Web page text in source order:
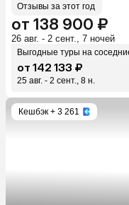
Отзывы за этот год
от 138 900 ₽
26 авг. - 2 сент., 7 ночей
Выгодные туры на
от 142 133 ₽
25 авг. - 2 сент., 8 н.
Кешбэк + 3 261